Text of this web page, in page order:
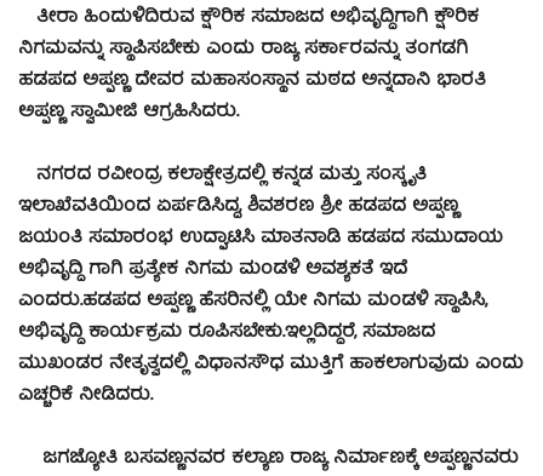
ತೀರಾ ಹಿಂದುಳಿದಿರುವ ಕ್ಷೌರಿಕ ಸಮಾಜದ ಅಭಿವೃದ್ಧಿಗಾಗಿ ಕ್ಷೌರಿಕ
ನಿಗಮವನ್ನು ಸ್ಥಾಪಿಸಬೇಕು ಎಂದು ರಾಜ್ಯ ಸರ್ಕಾರವನ್ನು ತಂಗಡಗಿ
ಹಡಪದ ಅಪ್ಪಣ್ಣ ದೇವರ ಮಹಾಸಂಸ್ಥಾನ ಮಠದ ಅನ್ನದಾನಿ ಭಾರತಿ
ಅಪ್ಪಣ್ಣ ಸ್ವಾಮೀಜಿ ಆಗ್ರಹಿಸಿದರು.
ನಗರದ ರವೀಂದ್ರ ಕಲಾಕ್ಷೇತ್ರದಲ್ಲಿ ಕನ್ನಡ ಮತ್ತು ಸಂಸ್ಕೃತಿ
ಇಲಾಖೆವತಿಯಿಂದ ಏರ್ಪಡಿಸಿದ್ದ, ಶಿವಶರಣ ಶ್ರೀ ಹಡಪದ ಅಪ್ಪಣ್ಣ
ಜಯಂತಿಸಮಾರಂಭ ಉದ್ಘಾಟಿಸಿ ಮಾತನಾಡಿ ಹಡಪದ ಸಮುದಾಯ
ಅಭಿವೃದ್ಧಿ ಗಾಗಿ ಪ್ರತ್ಯೇಕ ನಿಗಮ ಮಂಡಳಿ ಅವಶ್ಯಕತೆ ಇದೆ
ಎಂದರು.ಹಡಪದ ಅಪ್ಪಣ್ಣ ಹೆಸರಿನಲ್ಲಿ ಯೇ ನಿಗಮ ಮಂಡಳಿ ಸ್ಥಾಪಿಸಿ,
ಅಭಿವೃದ್ಧಿ ಕಾರ್ಯಕ್ರಮ ರೂಪಿಸಬೇಕು.ಇಲ್ಲದಿದ್ದರೆ, ಸಮಾಜದ
ಮುಖಂಡರ ನೇತೃತ್ವದಲ್ಲಿ ವಿಧಾನಸೌಧ ಮುತ್ತಿಗೆ ಹಾಕಲಾಗುವುದು ಎಂದು
ಎಚ್ಚರಿಕೆ ನೀಡಿದರು.
ಜಗಜ್ಯೋತಿ ಬಸವಣ್ಣನವರ ಕಲ್ಯಾಣ ರಾಜ್ಯ ನಿರ್ಮಾಣಕ್ಕೆ ಅಪ್ಪಣ್ಣನವರು